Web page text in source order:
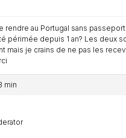
rendre au Portugal sans
périmée depuis 1 an? Les deux
mais je crains de ne pas les
min